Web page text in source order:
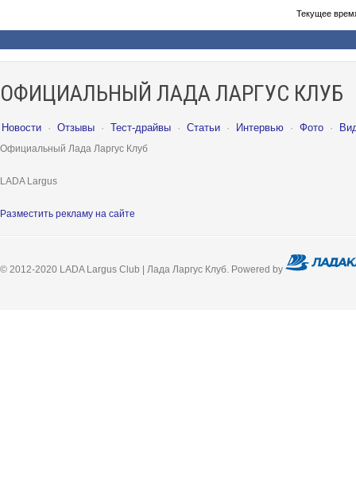
Текущее
ОФИЦИАЛЬНЫЙ ЛАДА ЛАРГУС КЛУБ
Новости · Отзывы · Тест-драйвы · Статьи · Интервью · Фото ·
Официальный Лада Ларгус Клуб
LADA Largus
Разместить рекламу на сайте
© 2012-2020 LADA Largus Club | Лада Ларгус Клуб. Powered by